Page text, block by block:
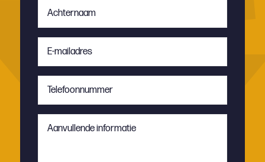
Achternaam
*Telefoonnummer
Aanvullende